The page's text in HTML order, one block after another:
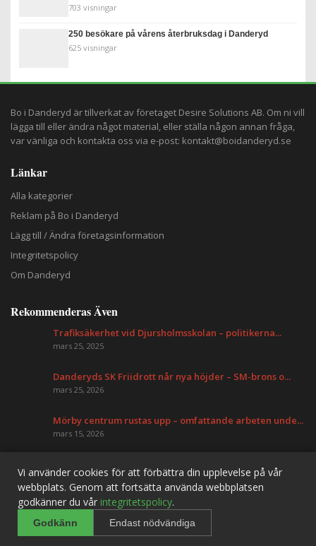
703 visningar
250 besökare på vårens återbruksdag i Danderyd
625 visningar
Bo i Danderyd är tillverkat av företaget Desire Solutions AB. Om ni vill
lägga till eller ändra något material, eller ställa någon annan fråga,
var vänliga och kontakta oss via e-post: kontakt@boidanderyd.se
Länkar
Alla kategorier
Reklam på Bo i Danderyd
Lägg till / Ändra företagsinformation
Integritetspolicy
Om Danderyd
Rekommenderas Även
Trafiksäkerhet vid Djursholmsskolan – politikerna...
mars 25, 2025
Danderyds SK Friidrott når nya höjder – SM-brons o...
mars 25, 2026
Mörby centrum rustas upp – omfattande arbeten unde...
mars 15, 2026
Danderyd Information
Desire Solutions AB
Vi använder cookies för att förbättra din upplevelse på vår
webbplats. Genom att fortsätta använda webbplatsen
godkänner du vår integritetspolicy.
Godkänn Endast nödvändiga